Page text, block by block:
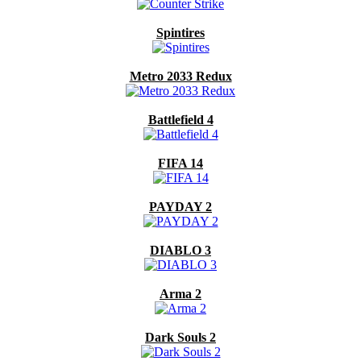
Spintires
Metro 2033 Redux
Battlefield 4
FIFA 14
PAYDAY 2
DIABLO 3
Arma 2
Dark Souls 2